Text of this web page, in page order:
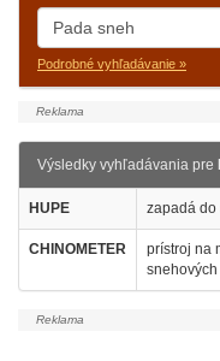
Podrobné vyhľadávanie »
Výsledky vyhľadávania pre
HUPE zapadá do
CHINOMETER
prístroj na